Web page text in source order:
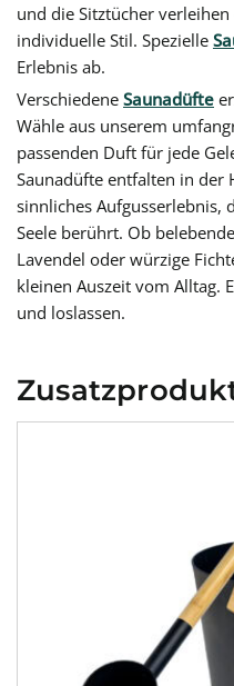
und die Sitztücher
individuelle Stil. Spezielle
Erlebnis ab.
Verschiedene Saunadüfte
Wähle aus unserem
passenden Duft für jede
Saunadüfte entfalten in der
sinnliches Aufgusserlebnis,
Seele berührt. Ob
Lavendel oder würzige
kleinen Auszeit vom Alltag.
und loslassen.